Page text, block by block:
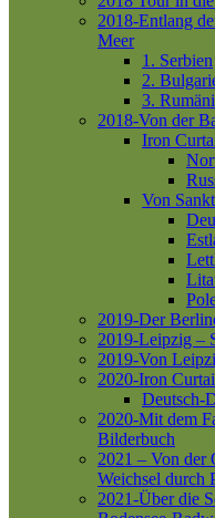
2018-Entlang
Meer
1. Serbien
2.
3.
2018-Von der
Iron
Von
2019-Der
2019-Leipzig –
2019-Von
2020-Iron
Deutsch-
2020-Mit dem
Bilderbuch
2021 – Von der
Weichsel durch
2021-Über die